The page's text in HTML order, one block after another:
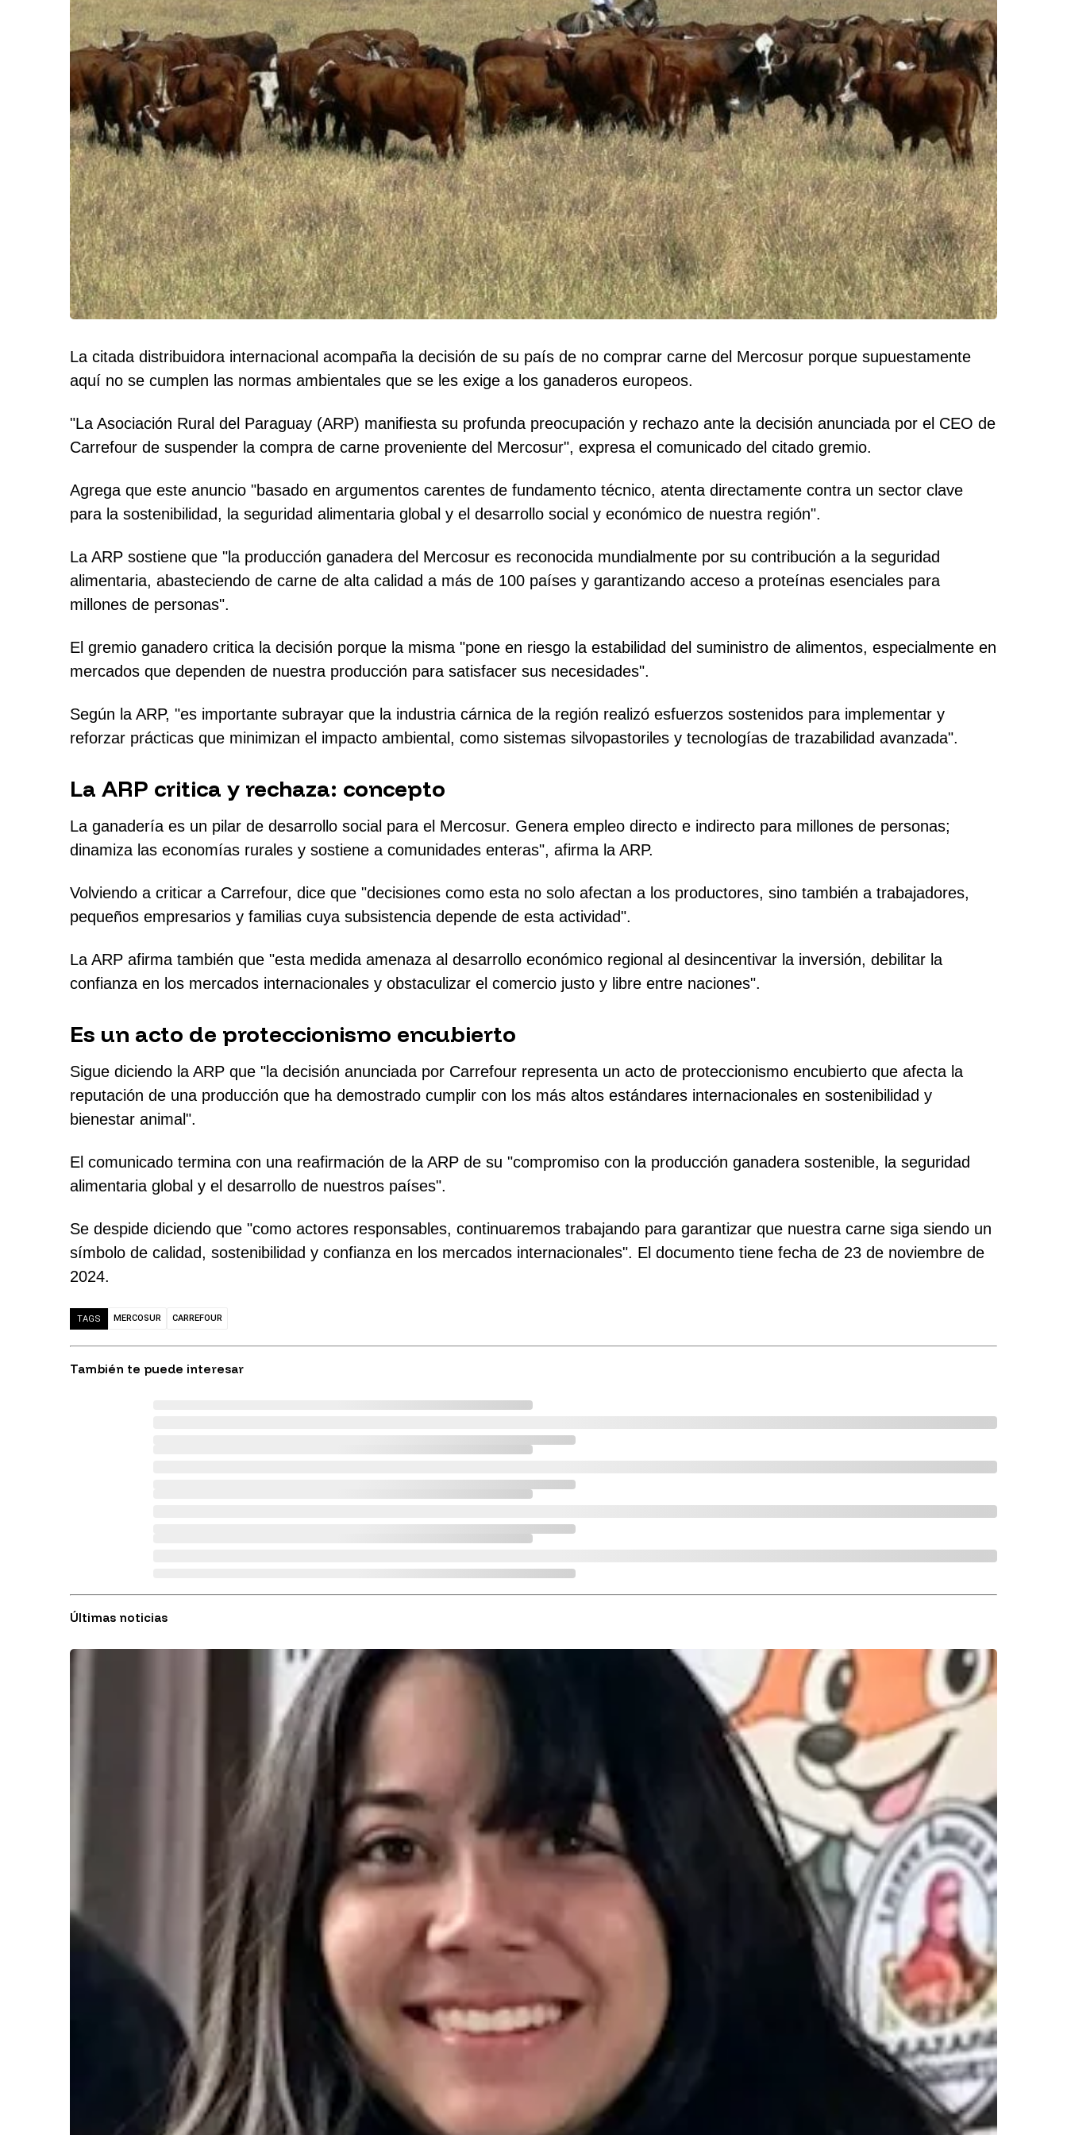
La citada distribuidora internacional acompaña la decisión de su país de no comprar carne del Mercosur porque supuestamente
aquí no se cumplen las normas ambientales que se les exige a los ganaderos europeos.
"La Asociación Rural del Paraguay (ARP) manifiesta su profunda preocupación y rechazo ante la decisión anunciada por el CEO de
Carrefour de suspender la compra de carne proveniente del Mercosur", expresa el comunicado del citado gremio.
Agrega que este anuncio "basado en argumentos carentes de fundamento técnico, atenta directamente contra un sector clave
para la sostenibilidad, la seguridad alimentaria global y el desarrollo social y económico de nuestra región".
La ARP sostiene que "la producción ganadera del Mercosur es reconocida mundialmente por su contribución a la seguridad
alimentaria, abasteciendo de carne de alta calidad a más de 100 países y garantizando acceso a proteínas esenciales para
millones de personas".
El gremio ganadero critica la decisión porque la misma "pone en riesgo la estabilidad del suministro de alimentos, especialmente en
mercados que dependen de nuestra producción para satisfacer sus necesidades".
Según la ARP, "es importante subrayar que la industria cárnica de la región realizó esfuerzos sostenidos para implementar y
reforzar prácticas que minimizan el impacto ambiental, como sistemas silvopastoriles y tecnologías de trazabilidad avanzada".
La ARP critica y rechaza: concepto
La ganadería es un pilar de desarrollo social para el Mercosur. Genera empleo directo e indirecto para millones de personas;
dinamiza las economías rurales y sostiene a comunidades enteras", afirma la ARP.
Volviendo a criticar a Carrefour, dice que "decisiones como esta no solo afectan a los productores, sino también a trabajadores,
pequeños empresarios y familias cuya subsistencia depende de esta actividad".
La ARP afirma también que "esta medida amenaza al desarrollo económico regional al desincentivar la inversión, debilitar la
confianza en los mercados internacionales y obstaculizar el comercio justo y libre entre naciones".
Es un acto de proteccionismo encubierto
Sigue diciendo la ARP que "la decisión anunciada por Carrefour representa un acto de proteccionismo encubierto que afecta la
reputación de una producción que ha demostrado cumplir con los más altos estándares internacionales en sostenibilidad y
bienestar animal".
El comunicado termina con una reafirmación de la ARP de su "compromiso con la producción ganadera sostenible, la seguridad
alimentaria global y el desarrollo de nuestros países".
Se despide diciendo que "como actores responsables, continuaremos trabajando para garantizar que nuestra carne siga siendo un
símbolo de calidad, sostenibilidad y confianza en los mercados internacionales". El documento tiene fecha de 23 de noviembre de
2024.
TAGS MERCOSUR CARREFOUR
También te puede interesar
Últimas noticias